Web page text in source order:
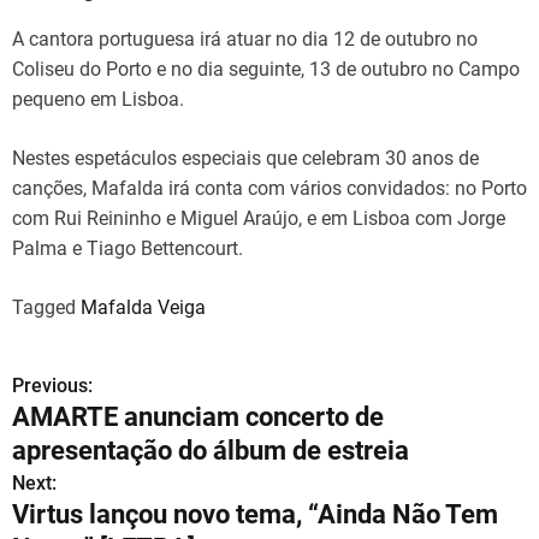
A cantora portuguesa irá atuar no dia 12 de outubro no
Coliseu do Porto e no dia seguinte, 13 de outubro no Campo
pequeno em Lisboa.
Nestes espetáculos especiais que celebram 30 anos de
canções, Mafalda irá conta com vários convidados: no Porto
com Rui Reininho e Miguel Araújo, e em Lisboa com Jorge
Palma e Tiago Bettencourt.
Tagged Mafalda Veiga
N
a
v
e
Previous:
AMARTE anunciam concerto de
apresentação do álbum de estreia
Next:
Virtus lançou novo tema, “Ainda Não Tem